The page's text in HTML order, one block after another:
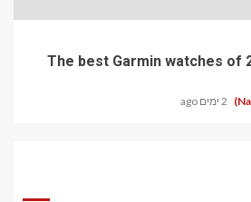
The best Garmin watches of
2 ימים ago